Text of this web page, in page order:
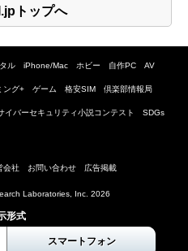
トップへ
ル iPhone/Mac ホビー 自作PC AV
ング+ ゲーム 格安SIM 倶楽部情報局
イバーセキュリティ小説コンテスト SDGs
会社 お問い合わせ 広告掲載
Laboratories, Inc. 2026
形式
スマートフォン